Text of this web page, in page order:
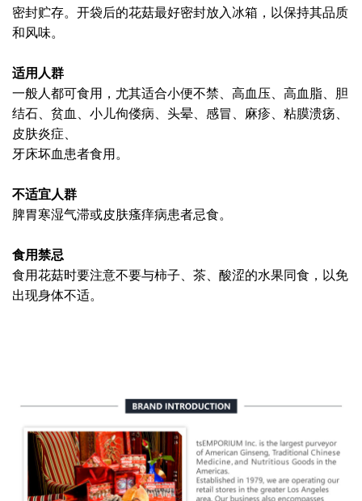
密封贮存。开袋后的花菇最好密封放入冰箱，以保持其品质
和风味。
适用人群
一般人都可食用，尤其适合小便不禁、高血压、高血脂、胆
结石、贫血、小儿佝偻病、头晕、感冒、麻疹、粘膜溃疡、
皮肤炎症、
牙床坏血患者食用。
不适宜人群
脾胃寒湿气滞或皮肤瘙痒病患者忌食。
食用禁忌
食用花菇时要注意不要与柿子、茶、酸涩的水果同食，以免
出现身体不适。